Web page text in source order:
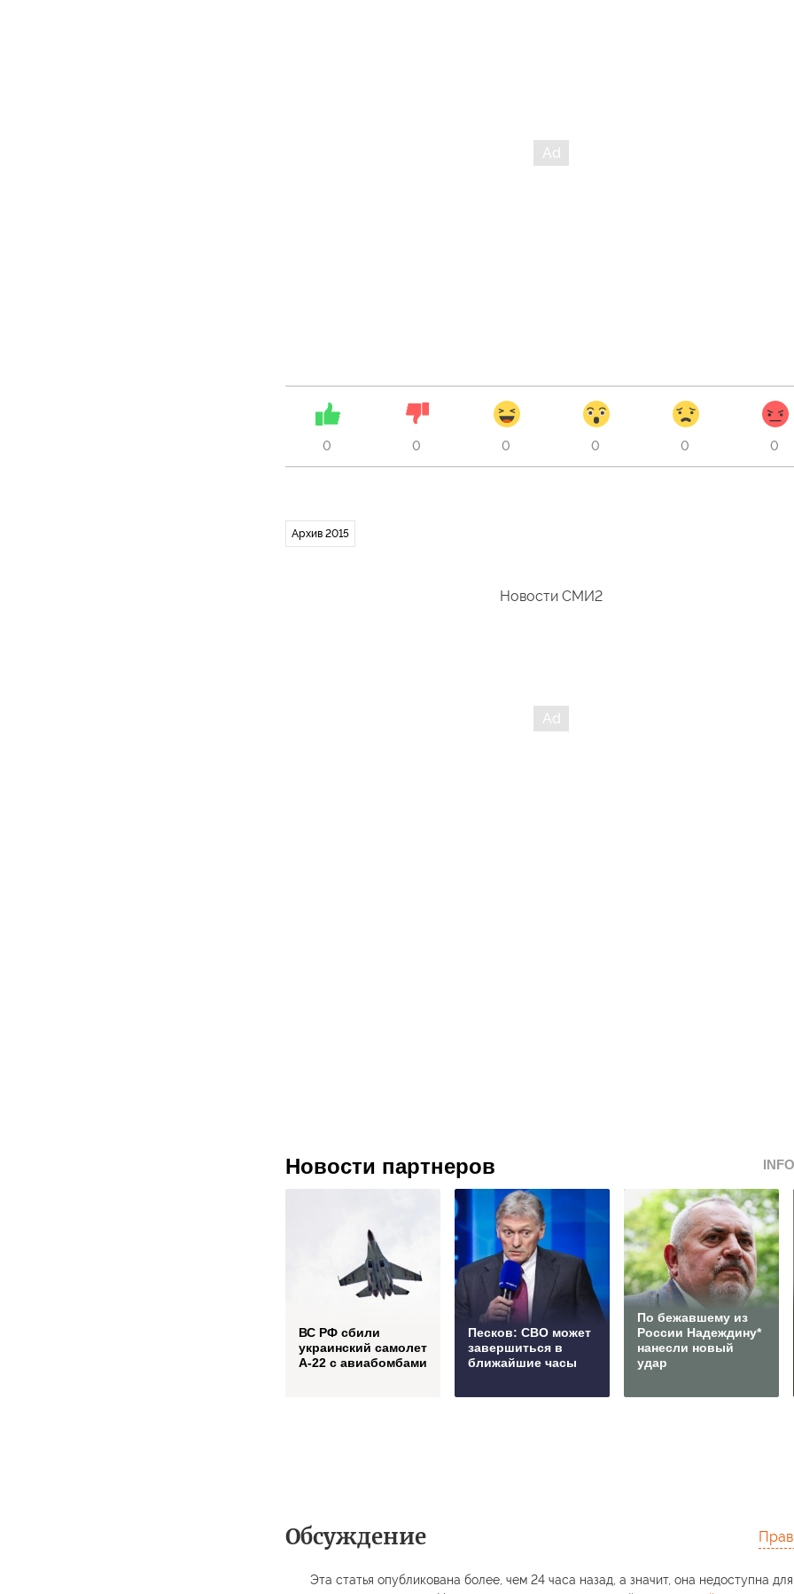
0 0 0 0 0 0
Архив 2015
Новости СМИ2
Новости партнеров
ВС РФ сбили
украинский самолет
А-22 с авиабомбами
Песков: СВО может
завершиться в
ближайшие часы
По бежавшему из
России Надеждину*
нанесли новый
удар
Обсуждение
Эта статья опубликована более, чем 24 часа назад, а значит, она недоступна для